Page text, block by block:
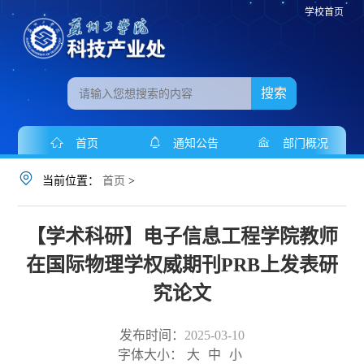
学校首页
搜索
首页 通知公告 部门概况
当前位置：首页 >
【学术科研】电子信息工程学院教师
在国际物理学权威期刊PRB上发表研
究论文
发布时间： 2025-03-10
字体大小：
大 中 小